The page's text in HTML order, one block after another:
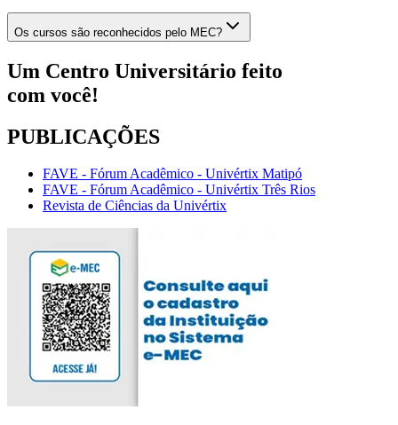
Os cursos são reconhecidos pelo MEC?
Um Centro Universitário feito
com você!
PUBLICAÇÕES
FAVE - Fórum Acadêmico - Univértix Matipó
FAVE - Fórum Acadêmico - Univértix Três Rios
Revista de Ciências da Univértix